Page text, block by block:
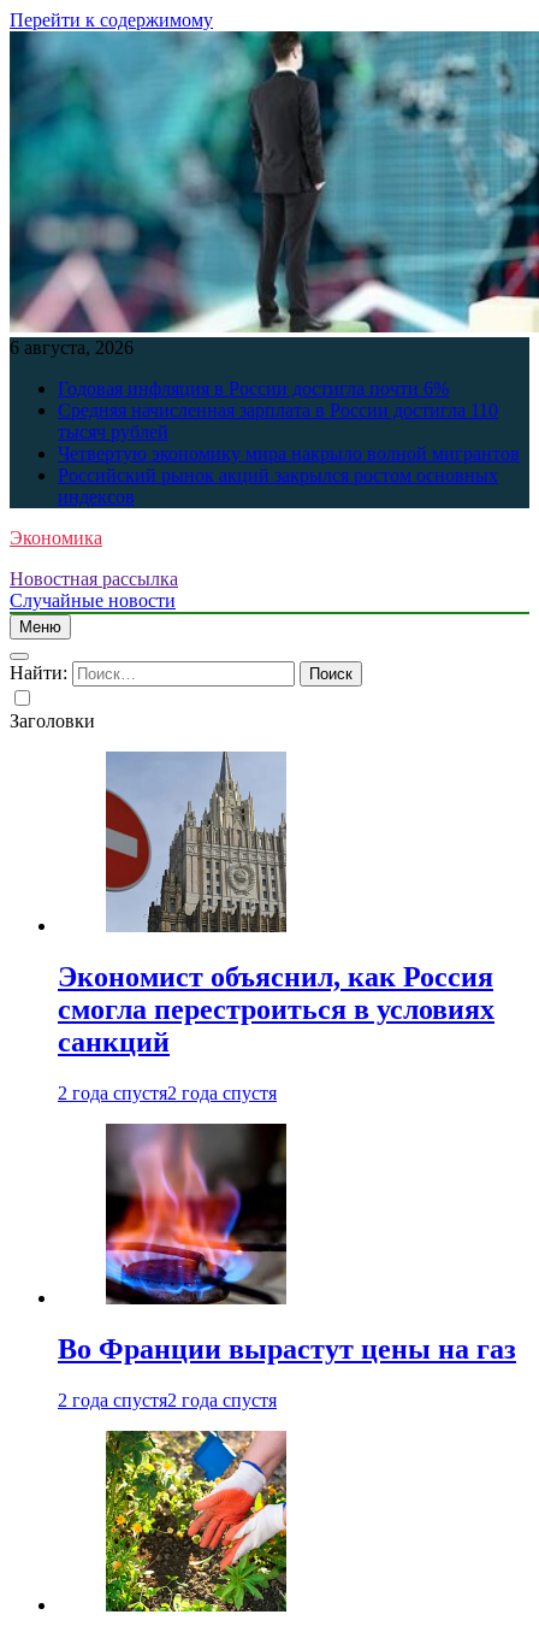
Перейти к содержимому
6 августа, 2026
Годовая инфляция в России достигла почти 6%
Средняя начисленная зарплата в России достигла 110
тысяч рублей
Четвертую экономику мира накрыло волной мигрантов
Российский рынок акций закрылся ростом основных
индексов
Экономика
Новостная рассылка
Случайные новости
Меню
Найти:
Заголовки
Экономист объяснил, как Россия
смогла перестроиться в условиях
санкций
2 года спустя2 года спустя
Во Франции вырастут цены на газ
2 года спустя2 года спустя